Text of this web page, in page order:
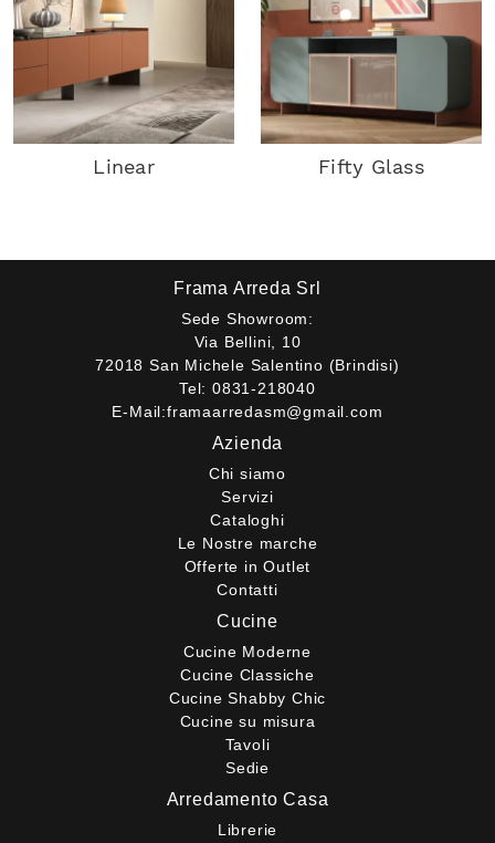
Linear Fifty Glass
Frama Arreda Srl
Sede Showroom:
Via Bellini, 10
72018 San Michele Salentino (Brindisi)
Tel: 0831-218040
E-Mail:framaarredasm@gmail.com
Azienda
Chi siamo
Servizi
Cataloghi
Le Nostre marche
Offerte in Outlet
Contatti
Cucine
Cucine Moderne
Cucine Classiche
Cucine Shabby Chic
Cucine su misura
Tavoli
Sedie
Arredamento Casa
Librerie